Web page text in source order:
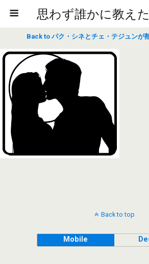
Back to パク・シネとチェ・テジュンが
Back to top
Mobile